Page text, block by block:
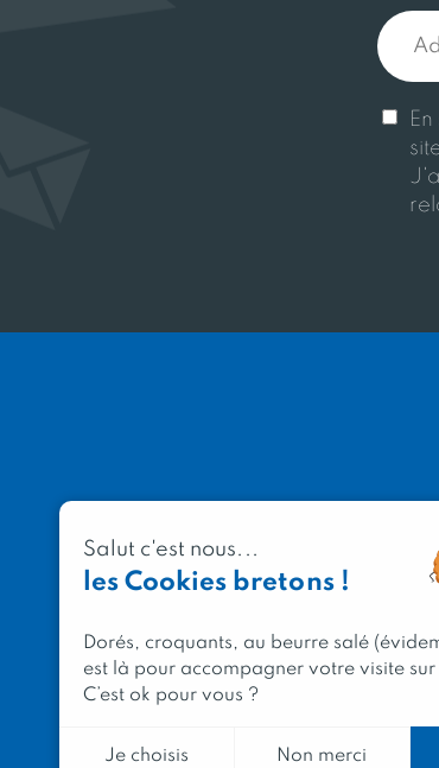
Salut c'est nous...
les Cookies bretons !
Dorés, croquants, au beurre salé
est là pour accompagner votre visite sur
C’est ok pour vous ?
Je choisis Non merci